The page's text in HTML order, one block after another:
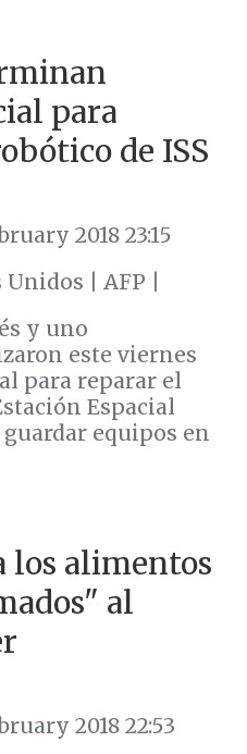
para
de ISS
2018 23:15
| AFP |
y uno
este viernes
para reparar el
Espacial
equipos en
los alimentos
al
2018 22:53